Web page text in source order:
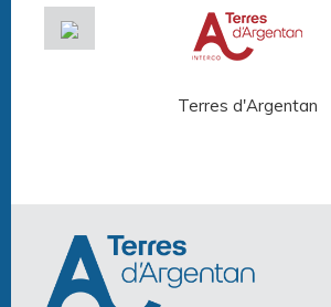
Terres d'Argentan